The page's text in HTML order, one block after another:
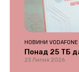
НОВИНИ VODAFONE
Понад 25 ТБ
23 Липня 2026